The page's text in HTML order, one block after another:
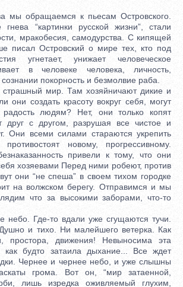
обращаемся к пьесам Островского.
“картинки русской жизни”, стали
мракобесия, самодурства. С кипящей
писал Островский о мире тех, кто под
угнетает, унижает человеческое
в человеке человека, личность,
покорность и безмолвие раба.
мир. Там хозяйничают дикие и
они создать красоту вокруг себя, могут
людям? Нет, они только копят
друг с другом, разрушая все чистое и
Они всеми силами стараются укрепить
новому, прогрессивному.
привели к тому, что они
хозяевами Перед ними робеют, против
они “не спеша” в своем тихом городке
на волжском берегу. Отправимся и мы
что за высокими заборами, что-то
Где-то вдали уже сгущаются тучи.
и тихо. Ни малейшего ветерка. Как
простора, движения! Невыносима эта
будто затаила дыхание... Все ждет
Чернее и чернее небо, и уже слышны
грома. Вот он, “мир затаенной,
лишь изредка оживляемый глухим,